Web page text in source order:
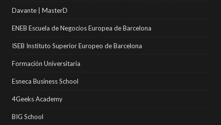
Davante | MasterD
ENEB Escuela de Negocios Europea de Barcelona
ISEB Instituto Superior Europeo de Barcelona
Formación Universitaria
Esneca Business School
4Geeks Academy
BIG School